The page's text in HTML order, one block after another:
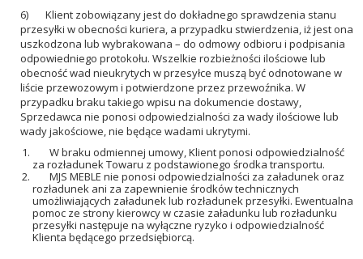
6) Klient zobowiązany jest do dokładnego sprawdzenia stanu
przesyłki w obecności kuriera, a przypadku stwierdzenia, iż jest ona
uszkodzona lub wybrakowana – do odmowy odbioru i podpisania
odpowiedniego protokołu. Wszelkie rozbieżności ilościowe lub
obecność wad nieukrytych w przesyłce muszą być odnotowane w
liście przewozowym i potwierdzone przez przewoźnika. W
przypadku braku takiego wpisu na dokumencie dostawy,
Sprzedawca nie ponosi odpowiedzialności za wady ilościowe lub
wady jakościowe, nie będące wadami ukrytymi.
W braku odmiennej umowy, Klient ponosi odpowiedzialność
za rozładunek Towaru z podstawionego środka transportu.
MJS MEBLE nie ponosi odpowiedzialności za załadunek oraz
rozładunek ani za zapewnienie środków technicznych
umożliwiających załadunek lub rozładunek przesyłki. Ewentualna
pomoc ze strony kierowcy w czasie załadunku lub rozładunku
przesyłki następuje na wyłączne ryzyko i odpowiedzialność
Klienta będącego przedsiębiorcą.